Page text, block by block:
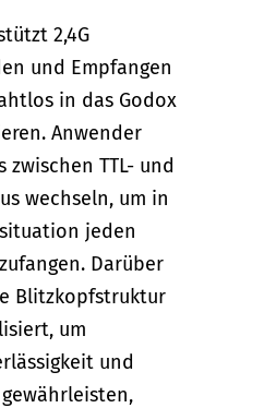
2,4G
und Empfangen
in das Godox
Anwender
zwischen TTL- und
wechseln, um in
jeden
Darüber
Blitzkopfstruktur
um
und